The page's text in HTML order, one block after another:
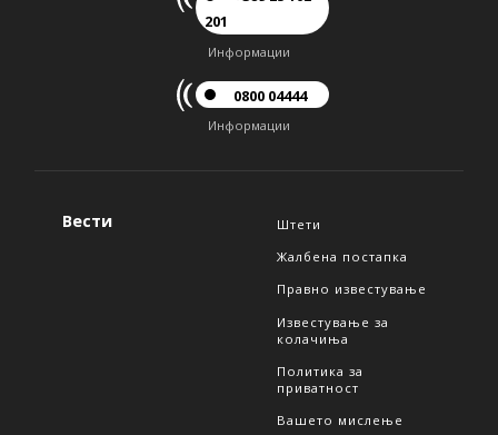
201
Информации
0800 04444
Информации
Вести
Штети
Жалбена постапка
Правно известување
Известување за
колачиња
Политика за
приватност
Вашето мислење